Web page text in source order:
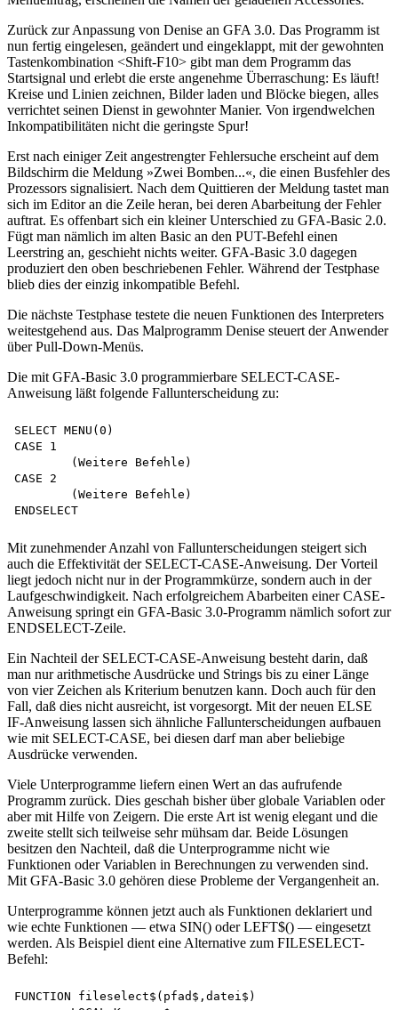
Zurück zur Anpassung von Denise an GFA 3.0. Das Programm ist
nun fertig eingelesen, geändert und eingeklappt, mit der gewohnten
Tastenkombination <Shift-F10> gibt man dem Programm das
Startsignal und erlebt die erste angenehme Überraschung: Es läuft!
Kreise und Linien zeichnen, Bilder laden und Blöcke biegen, alles
verrichtet seinen Dienst in gewohnter Manier. Von irgendwelchen
Inkompatibilitäten nicht die geringste Spur!
Erst nach einiger Zeit angestrengter Fehlersuche erscheint auf dem
Bildschirm die Meldung »Zwei Bomben...«, die einen Busfehler des
Prozessors signalisiert. Nach dem Quittieren der Meldung tastet man
sich im Editor an die Zeile heran, bei deren Abarbeitung der Fehler
auftrat. Es offenbart sich ein kleiner Unterschied zu GFA-Basic 2.0.
Fügt man nämlich im alten Basic an den PUT-Befehl einen
Leerstring an, geschieht nichts weiter. GFA-Basic 3.0 dagegen
produziert den oben beschriebenen Fehler. Während der Testphase
blieb dies der einzig inkompatible Befehl.
Die nächste Testphase testete die neuen Funktionen des Interpreters
weitestgehend aus. Das Malprogramm Denise steuert der Anwender
über Pull-Down-Menüs.
Die mit GFA-Basic 3.0 programmierbare SELECT-CASE-
Anweisung läßt folgende Fallunterscheidung zu:
SELECT MENU(0)
CASE 1
CASE 2
Mit zunehmender Anzahl von Fallunterscheidungen steigert sich
auch die Effektivität der SELECT-CASE-Anweisung. Der Vorteil
liegt jedoch nicht nur in der Programmkürze, sondern auch in der
Laufgeschwindigkeit. Nach erfolgreichem Abarbeiten einer CASE-
Anweisung springt ein GFA-Basic 3.0-Programm nämlich sofort zur
ENDSELECT-Zeile.
Ein Nachteil der SELECT-CASE-Anweisung besteht darin, daß
man nur arithmetische Ausdrücke und Strings bis zu einer Länge
von vier Zeichen als Kriterium benutzen kann. Doch auch für den
Fall, daß dies nicht ausreicht, ist vorgesorgt. Mit der neuen ELSE
IF-Anweisung lassen sich ähnliche Fallunterscheidungen aufbauen
wie mit SELECT-CASE, bei diesen darf man aber beliebige
Ausdrücke verwenden.
Viele Unterprogramme liefern einen Wert an das aufrufende
Programm zurück. Dies geschah bisher über globale Variablen oder
aber mit Hilfe von Zeigern. Die erste Art ist wenig elegant und die
zweite stellt sich teilweise sehr mühsam dar. Beide Lösungen
besitzen den Nachteil, daß die Unterprogramme nicht wie
Funktionen oder Variablen in Berechnungen zu verwenden sind.
Mit GFA-Basic 3.0 gehören diese Probleme der Vergangenheit an.
Unterprogramme können jetzt auch als Funktionen deklariert und
wie echte Funktionen — etwa SIN() oder LEFT$() — eingesetzt
werden. Als Beispiel dient eine Alternative zum FILESELECT-
Befehl:
FUNCTION fileselect$(pfad$,datei$)